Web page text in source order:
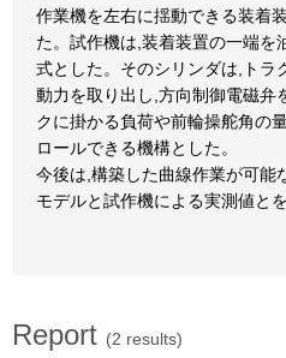
作業機を左右に揺動できる装着
た。試作機は,装着装置の一端を
式とした。そのシリンダは,トラ
動力を取り出し,方向制御電磁弁
クに掛かる負荷や前輪操舵角の
ロールできる機構とした。
今後は,構築した曲線作業が可能
モデルと試作機による実測値と
Report (2 results)